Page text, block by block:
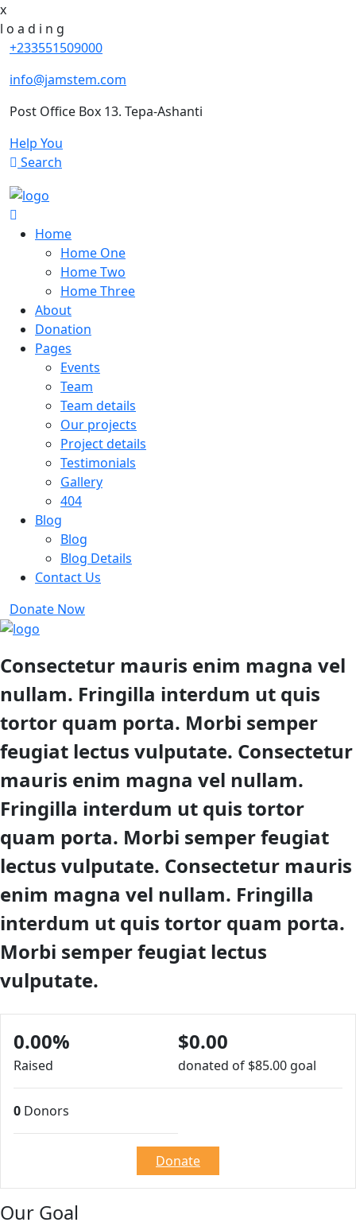
x
l o a d i n g
+233551509000
info@jamstem.com
Post Office Box 13. Tepa-Ashanti
Help You
Search
Home
Home One
Home Two
Home Three
About
Donation
Pages
Events
Team
Team details
Our projects
Project details
Testimonials
Gallery
404
Blog
Blog
Blog Details
Contact Us
Donate Now
Consectetur mauris enim magna vel
nullam. Fringilla interdum ut quis
tortor quam porta. Morbi semper
feugiat lectus vulputate. Consectetur
mauris enim magna vel nullam.
Fringilla interdum ut quis tortor
quam porta. Morbi semper feugiat
lectus vulputate. Consectetur mauris
enim magna vel nullam. Fringilla
interdum ut quis tortor quam porta.
Morbi semper feugiat lectus
vulputate.
0.00%
Raised
$0.00
donated of $85.00 goal
0 Donors
Donate
Our Goal